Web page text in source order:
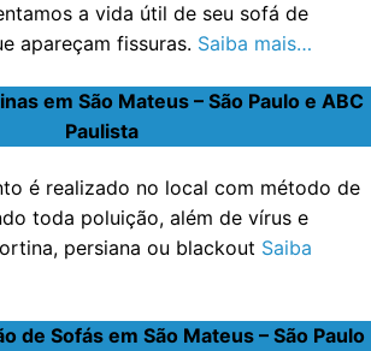
a vida útil de seu sofá de
apareçam fissuras. Saiba mais…
em São Mateus – São Paulo e ABC
Paulista
é realizado no local com método de
toda poluição, além de vírus e
persiana ou blackout Saiba
de Sofás em São Mateus – São Paulo